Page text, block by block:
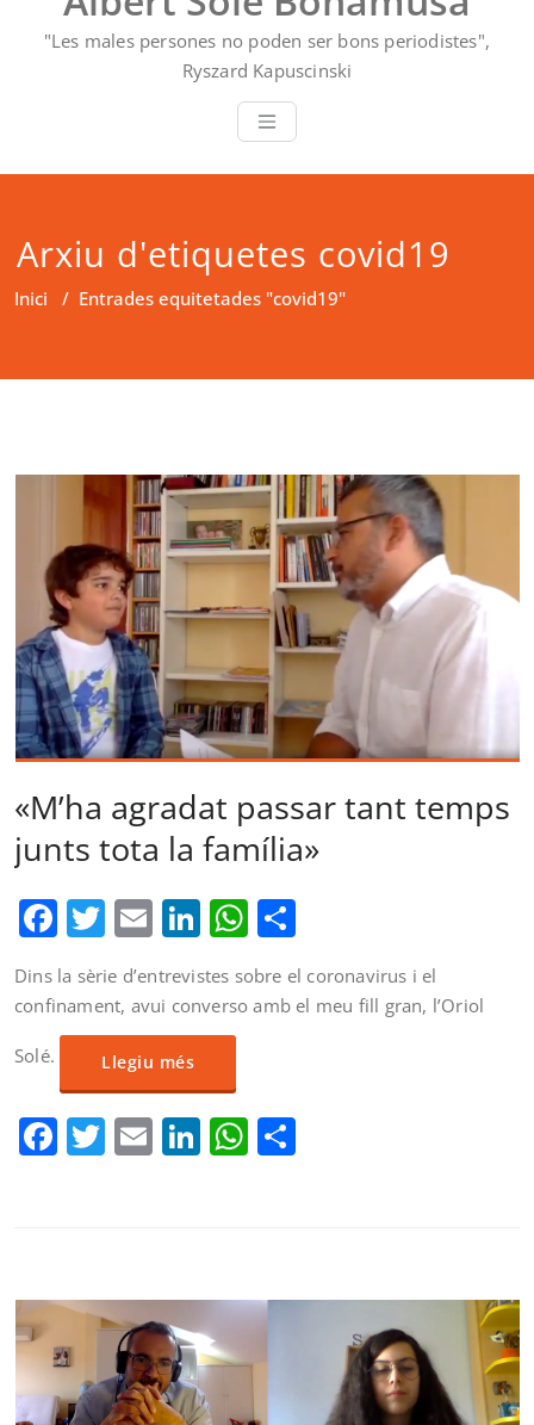
"Les males persones no poden ser bons periodistes",
Ryszard Kapuscinski
Arxiu d'etiquetes covid19
Inici / Entrades equitetades "covid19"
«M’ha agradat passar tant temps
junts tota la família»
Facebook
Twitter
EmailLinkedIn
WhatsApp
Dins la sèrie d’entrevistes sobre el coronavirus i el
confinament, avui converso amb el meu fill gran, l’Oriol
Solé. Llegiu més
Facebook
Twitter
EmailLinkedIn
WhatsApp